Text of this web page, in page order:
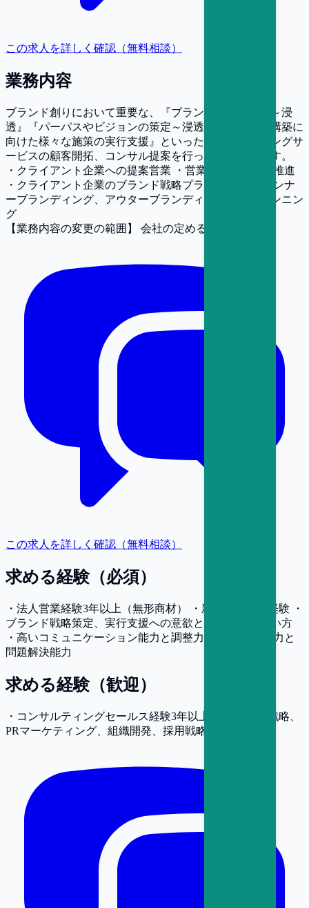
この求人を詳しく確認（無料相談）
業務内容
ブランド創りにおいて重要な、『ブランド戦略の策定～浸
透』『パーパスやビジョンの策定～浸透』『ブランド構築に
向けた様々な施策の実行支援』といったコンサルティングサ
ービスの顧客開拓、コンサル提案を行っていただきます。
・クライアント企業への提案営業 ・営業戦略の立案と推進
・クライアント企業のブランド戦略プランニング ・インナ
ーブランディング、アウターブランディング戦略プランニン
グ
【業務内容の変更の範囲】
会社の定める業務
この求人を詳しく確認（無料相談）
求める経験（必須）
・法人営業経験3年以上（無形商材） ・新規開拓営業経験 ・
ブランド戦略策定、実行支援への意欲と学習意欲の高い方
・高いコミュニケーション能力と調整力 ・論理的思考力と
問題解決能力
求める経験（歓迎）
・コンサルティングセールス経験3年以上 ・ブランド戦略、
PRマーケティング、組織開発、採用戦略の知見